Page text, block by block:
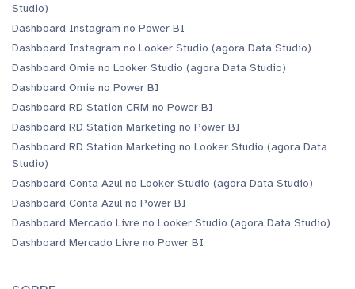
Studio)
Dashboard Instagram no Power BI
Dashboard Instagram no Looker Studio (agora Data Studio)
Dashboard Omie no Looker Studio (agora Data Studio)
Dashboard Omie no Power BI
Dashboard RD Station CRM no Power BI
Dashboard RD Station Marketing no Power BI
Dashboard RD Station Marketing no Looker Studio (agora Data
Studio)
Dashboard Conta Azul no Looker Studio (agora Data Studio)
Dashboard Conta Azul no Power BI
Dashboard Mercado Livre no Looker Studio (agora Data Studio)
Dashboard Mercado Livre no Power BI